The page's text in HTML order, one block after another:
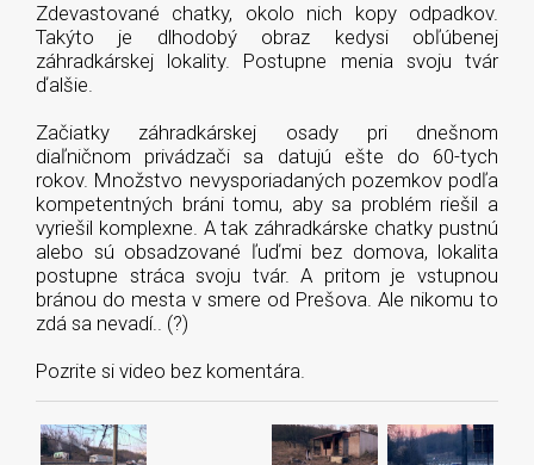
Zdevastované chatky, okolo nich kopy odpadkov.
Takýto je dlhodobý obraz kedysi obľúbenej
záhradkárskej lokality. Postupne menia svoju tvár
ďalšie.
Začiatky záhradkárskej osady pri dnešnom
diaľničnom privádzači sa datujú ešte do 60-tych
rokov. Množstvo nevysporiadaných pozemkov podľa
kompetentných bráni tomu, aby sa problém riešil a
vyriešil komplexne. A tak záhradkárske chatky pustnú
alebo sú obsadzované ľuďmi bez domova, lokalita
postupne stráca svoju tvár. A pritom je vstupnou
bránou do mesta v smere od Prešova. Ale nikomu to
zdá sa nevadí.. (?)
Pozrite si video bez komentára.